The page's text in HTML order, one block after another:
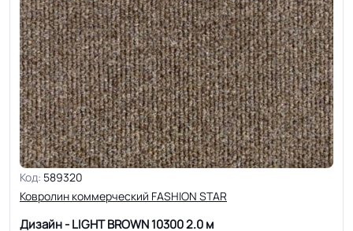
Код: 589320
Ковролин коммерческий FASHION STAR
Дизайн - LIGHT BROWN 103002.0 м